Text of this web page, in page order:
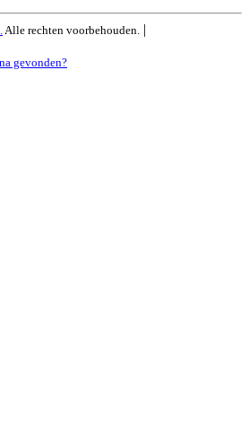
Alle rechten voorbehouden. |
gevonden?